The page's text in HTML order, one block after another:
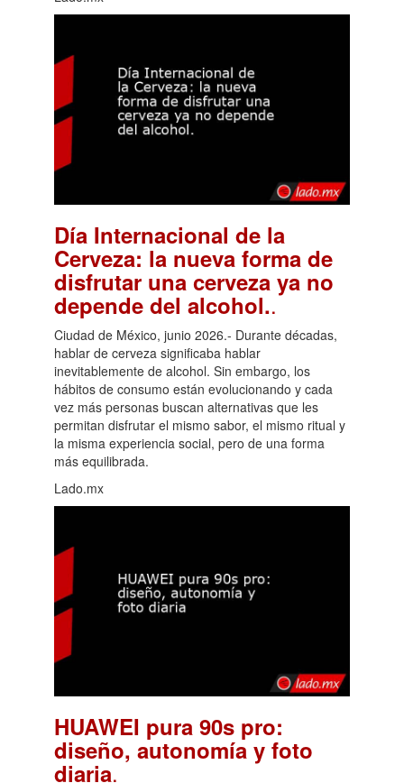
Día Internacional de la
Cerveza: la nueva forma de
disfrutar una cerveza ya no
depende del alcohol..
Ciudad de México, junio 2026.- Durante décadas,
hablar de cerveza significaba hablar
inevitablemente de alcohol. Sin embargo, los
hábitos de consumo están evolucionando y cada
vez más personas buscan alternativas que les
permitan disfrutar el mismo sabor, el mismo ritual y
la misma experiencia social, pero de una forma
más equilibrada.
Lado.mx
HUAWEI pura 90s pro:
diseño, autonomía y foto
diaria.